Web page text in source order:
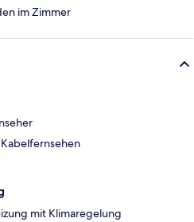
im Zimmer
mit Klimaregelung